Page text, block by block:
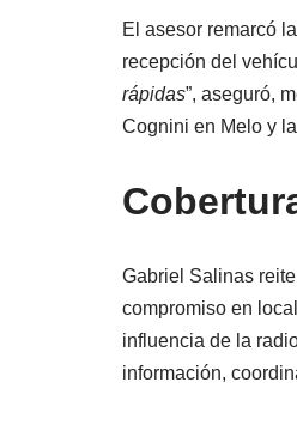
El asesor remarcó la
recepción del
rápidas”, aseguró,
Cognini en Melo y
Gabriel Salinas
compromiso en
influencia de la
información,